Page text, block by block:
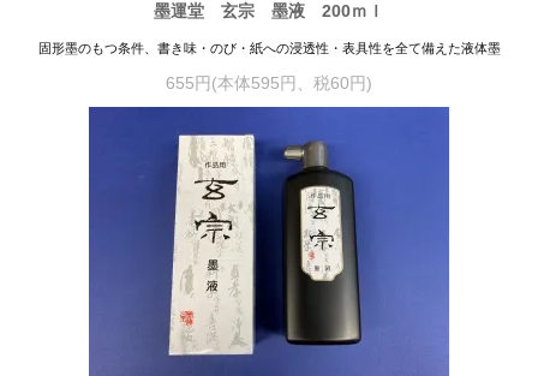
墨運堂 玄宗 墨液 200ｍｌ
固形墨のもつ条件、書き味・のび・紙への浸透性・表具性を全て備えた液体墨
655円(本体595円、税60円)